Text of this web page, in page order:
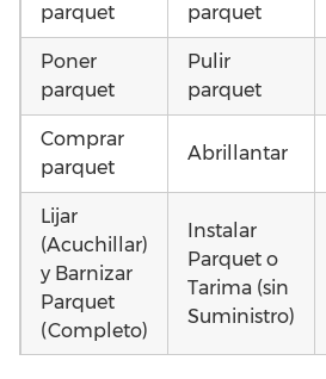
parquet
parquet
Poner
parquet
Pulir
parquet
Comprar
parquet
Abrillantar
Lijar
(Acuchillar)
y Barnizar
Parquet
(Completo)
Instalar
Parquet o
Tarima (sin
Suministro)